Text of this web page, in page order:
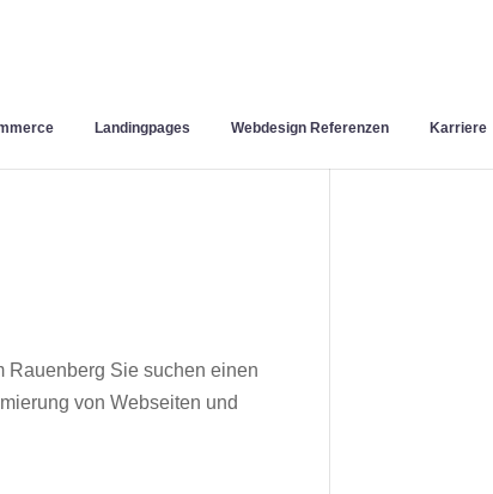
Landingpages Webdesign Referenzen Karriere
Rauenberg Sie suchen einen
von Webseiten und